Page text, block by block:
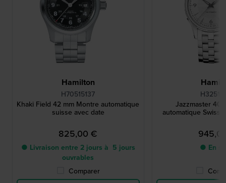
Hamilton
H70515137
Khaki Field 42 mm Montre automatique
suisse avec date
825,00 €
● Livraison entre 2 jours à 5 jours
ouvrables
Comparer
Jazzmaster 40
automatique Swiss
● En